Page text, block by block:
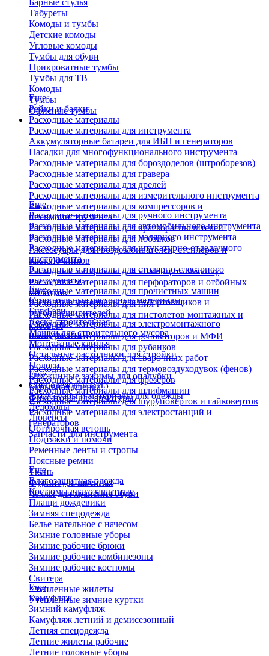
Барные стулья
Табуреты
Комоды и тумбы
Детские комоды
Угловые комоды
Тумбы для обуви
Прикроватные тумбы
Тумбы для ТВ
Комоды
Тумбы
Офисные тумбы
Еще
Рейки и балки
Расходные материалы
Расходные материалы для инструмента
Аккумуляторные батареи для ИБП и генераторов
Насадки для многофункционального инструмента
Расходные материалы для бороздоделов (штроборезов)
Расходные материалы для гравера
Расходные материалы для дрелей
Расходные материалы для измерительного инструмента
Расходные материалы для компрессоров и
пневмоинструмента
Расходные материалы для краскораспылителей
Расходные материалы для лобзиков
Аксессуары для гвоздезабивателей, степлеров и
заклепочников
Расходные материалы для ножниц по металлу
Расходные материалы для перфораторов и отбойных
молотков
Расходные материалы для пил
Расходные материалы для пистолетов монтажных и
клеевых
Расходные материалы для реноваторов и МФИ
Расходные материалы для рубанков
Расходные материалы для сварочных работ
Расходные материалы для термовоздуходувок (фенов)
Расходные материалы для фрезеров
Расходные материалы для шлифмашин
Расходные материалы для шуруповертов и гайковертов
Расходные материалы для электростанций и
генераторов
Запчасти для инструмента
Еще
Расходные материалы для ручного инструмента
Расходные материалы для автомобильного инструмента
Расходные материалы для малярного инструмента
Расходные материалы для штукатурно-отделочного
инструмента
Расходные материалы для столярно-слесарного
инструмента
Расходные материалы для прочистных машин
Расходные материалы для отбортовщиков и
труборасширителей
Расходные материалы для электромонтажного
инструмента
Еще
Строительные расходные материалы
Биг-Бэги
Леска строительная
Мешки для строительного мусора
Монтажные клинья
Остальные расходники для стройки
Пологи
Пружинные зажимы для опалубки
Укрывная пленка
Фиксаторы для арматуры
Еще
Спецодежда и СИЗ
Аксессуары и материалы для одежды
Ледоходы
Люверсы
Обтирочная ветошь
Подтяжки и помочи
Ременные ленты и стропы
Поясные ремни
Ткань
Фурнитура швейная
Чехлы для хранения обуви
Еще
Влагозащитная одежда
Костюмы влагозащитные
Плащи дождевики
Зимняя спецодежда
Белье нательное с начесом
Зимние головные уборы
Зимние рабочие брюки
Зимние рабочие комбинезоны
Зимние рабочие костюмы
Свитера
Утепленные жилеты
Утепленные зимние куртки
Еще
Камуфляж
Зимний камуфляж
Камуфляж летний и демисезонный
Летняя спецодежда
Летние жилеты рабочие
Летние головные уборы